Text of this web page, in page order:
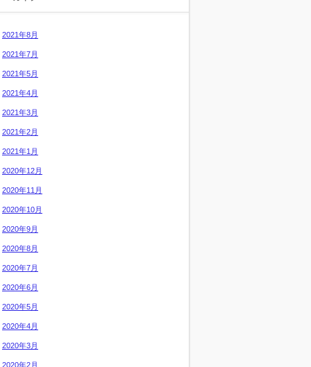
2021年8月
2021年7月
2021年5月
2021年4月
2021年3月
2021年2月
2021年1月
2020年12月
2020年11月
2020年10月
2020年9月
2020年8月
2020年7月
2020年6月
2020年5月
2020年4月
2020年3月
2020年2月